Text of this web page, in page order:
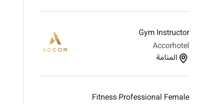
Gym Instructor
Accorhotel
المنامة
Fitness Professional Female